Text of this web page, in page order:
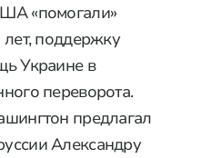
«помогали»
поддержку
Украине в
переворота.
предлагал
Александру